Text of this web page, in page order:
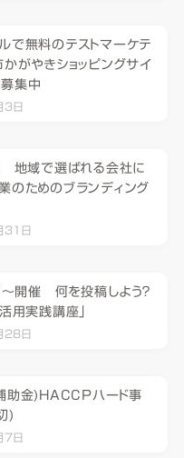
で無料のテストマーケテ
かがやきショッピングサイ
集中
日
域で選ばれる会社に
のためのブランディング
31日
開催 何を投稿しよう？
用実践講座」
28日
助金)HACCPハード事
)
日